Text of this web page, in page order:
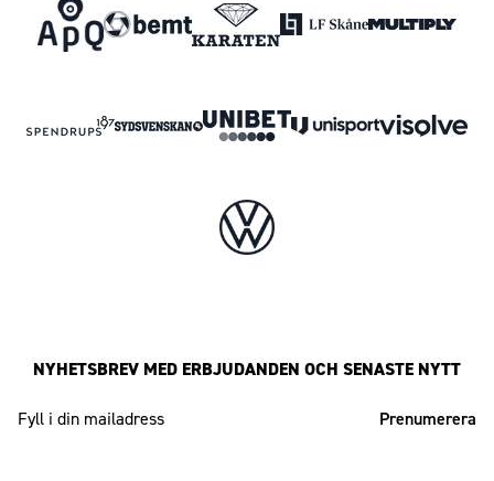
NYHETSBREV MED ERBJUDANDEN OCH SENASTE NYTT